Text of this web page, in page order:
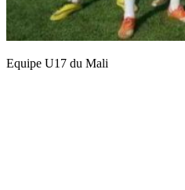
Equipe U17 du Mali